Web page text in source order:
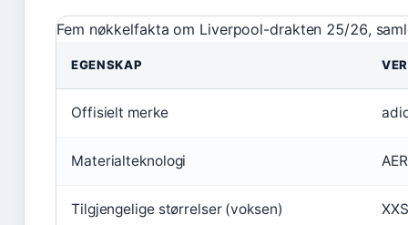
Fem nøkkelfakta om Liverpool-drakten 25/26,
EGENSKAP
Offisielt merke
Materialteknologi
Tilgjengelige størrelser (voksen)